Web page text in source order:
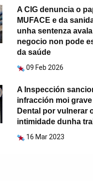
A CIG denuncia o
MUFACE e da
unha sentenza
negocio non pode
da saúde
09 Feb 2026
A Inspección
infracción moi
Dental por vulnerar
intimidade dunha
16 Mar 2023